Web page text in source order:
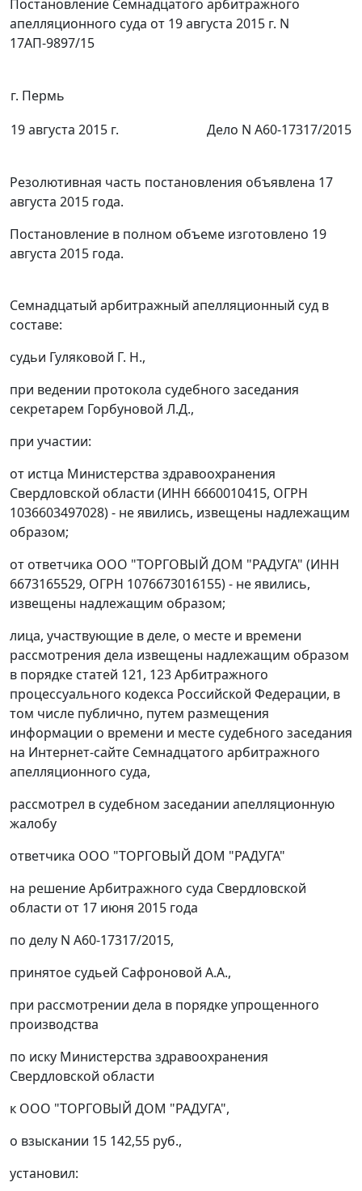
Постановление Семнадцатого арбитражного
апелляционного суда от 19 августа 2015 г. N
17АП-9897/15
г. Пермь
19 августа 2015 г.
Дело N А60-17317/2015
Резолютивная часть постановления объявлена 17
августа 2015 года.
Постановление в полном объеме изготовлено 19
августа 2015 года.
Семнадцатый арбитражный апелляционный суд в
составе:
судьи Гуляковой Г. Н.,
при ведении протокола судебного заседания
секретарем Горбуновой Л.Д.,
при участии:
от истца Министерства здравоохранения
Свердловской области (ИНН 6660010415, ОГРН
1036603497028) - не явились, извещены надлежащим
образом;
от ответчика ООО "ТОРГОВЫЙ ДОМ "РАДУГА" (ИНН
6673165529, ОГРН 1076673016155) - не явились,
извещены надлежащим образом;
лица, участвующие в деле, о месте и времени
рассмотрения дела извещены надлежащим образом
в порядке статей 121, 123Арбитражного
процессуального кодекса Российской Федерации, в
том числе публично, путем размещения
информации о времени и месте судебного заседания
на Интернет-сайте Семнадцатого арбитражного
апелляционного суда,
рассмотрел в судебном заседании апелляционную
жалобу
ответчика ООО "ТОРГОВЫЙ ДОМ "РАДУГА"
на решениеАрбитражного суда Свердловской
области от 17 июня 2015 года
по делу N А60-17317/2015,
принятое судьей Сафроновой А.А.,
при рассмотрении дела в порядке упрощенного
производства
по иску Министерства здравоохранения
Свердловской области
к ООО "ТОРГОВЫЙ ДОМ "РАДУГА",
о взыскании 15 142,55 руб.,
установил: